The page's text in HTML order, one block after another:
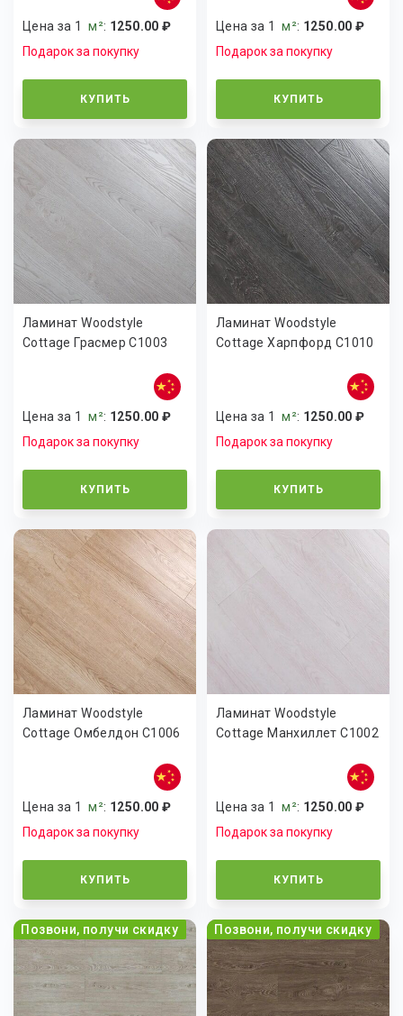
Цена за 1м²: 1250.00 ₽
Подарок за покупку
КУПИТЬ
Цена за 1м²: 1250.00 ₽
Подарок за покупку
КУПИТЬ
Ламинат Woodstyle
Cottage Грасмер C1003
Цена за 1м²: 1250.00 ₽
Подарок за покупку
КУПИТЬ
Ламинат Woodstyle
Cottage Харпфорд C1010
Цена за 1м²: 1250.00 ₽
Подарок за покупку
КУПИТЬ
Ламинат Woodstyle
Cottage Омбелдон C1006
Цена за 1м²: 1250.00 ₽
Подарок за покупку
КУПИТЬ
Ламинат Woodstyle
Cottage Манхиллет C1002
Цена за 1м²: 1250.00 ₽
Подарок за покупку
КУПИТЬ
Позвони, получи скидку Позвони, получи скидку